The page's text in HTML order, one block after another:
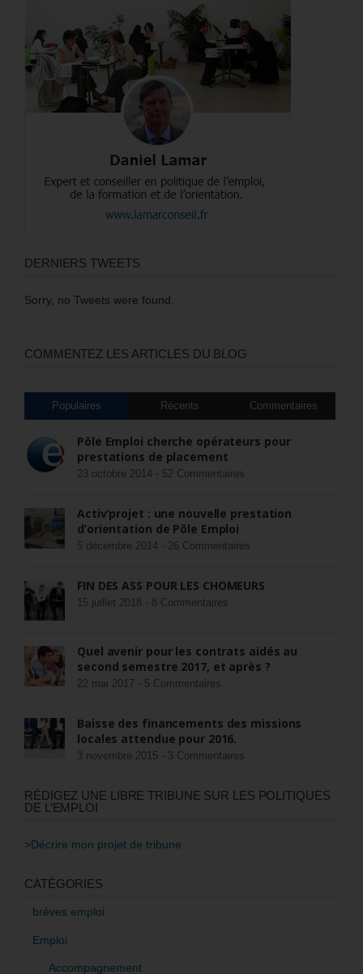
DERNIERS TWEETS
Sorry, no Tweets were found.
COMMENTEZ LES ARTICLES DU BLOG
Populaires Récents Commentaires
Pôle Emploi cherche opérateurs pour
prestations de placement
23 octobre 2014 - 52 Commentaires
Activ’projet : une nouvelle prestation
d’orientation de Pôle Emploi
5 décembre 2014 - 26 Commentaires
FIN DES ASS POUR LES CHÔMEURS
15 juillet 2018 - 8 Commentaires
Quel avenir pour les contrats aidés au
second semestre 2017, et après ?
22 mai 2017 - 5 Commentaires
Baisse des financements des missions
locales attendue pour 2016.
3 novembre 2015 - 3 Commentaires
RÉDIGEZ UNE LIBRE TRIBUNE SUR LES POLITIQUES
DE L’EMPLOI
>Décrire mon projet de tribune
CATÉGORIES
brèves emploi
Emploi
Accompagnement